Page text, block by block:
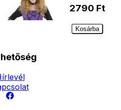
2790 Ft
Kosárba